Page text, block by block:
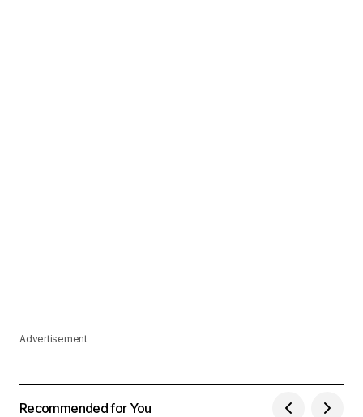
Advertisement
Recommended for You